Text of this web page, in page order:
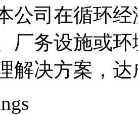
公司在循环
、厂务设施
解决方案，